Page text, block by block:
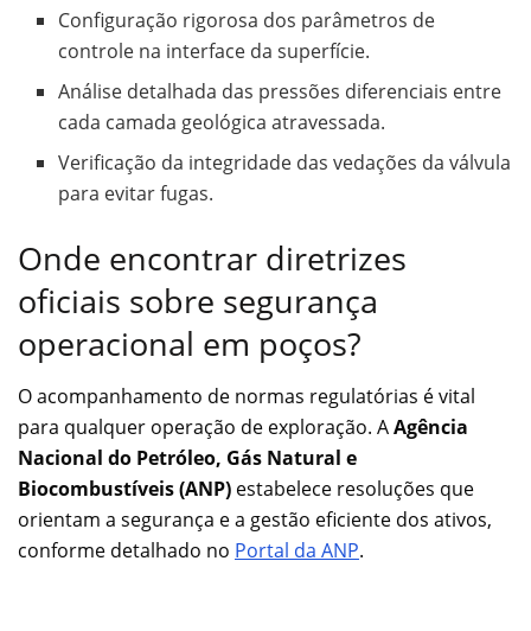
Configuração rigorosa dos parâmetros de
controle na interface da superfície.
Análise detalhada das pressões diferenciais entre
cada camada geológica atravessada.
Verificação da integridade das vedações da válvula
para evitar fugas.
Onde encontrar diretrizes
oficiais sobre segurança
operacional em poços?
O acompanhamento de normas regulatórias é vital
para qualquer operação de exploração. AAgência
Nacional do Petróleo, Gás Natural e
Biocombustíveis (ANP) estabelece resoluções que
orientam a segurança e a gestão eficiente dos ativos,
conforme detalhado no Portal da ANP.